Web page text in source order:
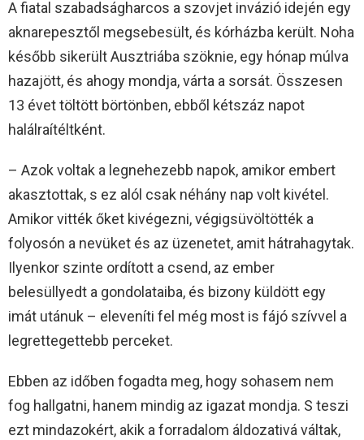
A fiatal szabadságharcos a szovjet invázió idején egy
aknarepesztől megsebesült, és kórházba került. Noha
később sikerült Ausztriába szöknie, egy hónap múlva
hazajött, és ahogy mondja, várta a sorsát. Összesen
13 évet töltött börtönben, ebből kétszáz napot
halálraítéltként.
– Azok voltak a legnehezebb napok, amikor embert
akasztottak, s ez alól csak néhány nap volt kivétel.
Amikor vitték őket kivégezni, végigsüvöltötték a
folyosón a nevüket és az üzenetet, amit hátrahagytak.
Ilyenkor szinte ordított a csend, az ember
belesüllyedt a gondolataiba, és bizony küldött egy
imát utánuk – eleveníti fel még most is fájó szívvel a
legrettegettebb perceket.
Ebben az időben fogadta meg, hogy sohasem nem
fog hallgatni, hanem mindig az igazat mondja. S teszi
ezt mindazokért, akik a forradalom áldozativá váltak,